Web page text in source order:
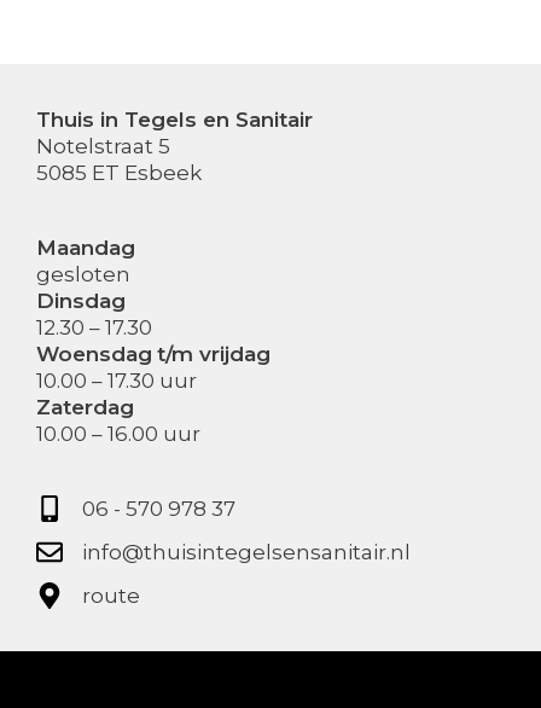
Thuis in Tegels en Sanitair
Notelstraat 5
5085 ET Esbeek
Maandag
gesloten
Dinsdag
12.30 – 17.30
Woensdag t/m vrijdag
10.00 – 17.30 uur
Zaterdag
10.00 – 16.00 uur
06 - 570 978 37
info@thuisintegelsensanitair.nl
route